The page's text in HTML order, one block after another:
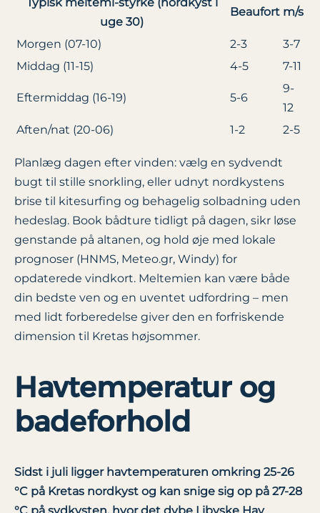
Typisk meltemi-styrke (nordkyst i
uge 30)
Beaufort m/s
Morgen (07-10) 2-3
3-7
Middag (11-15)
4-5 7-11
Eftermiddag (16-19) 5-6
9-
12
Aften/nat (20-06)
1-2 2-5
Planlæg dagen efter vinden: vælg en sydvendt
bugt til stille snorkling, eller udnyt nordkystens
brise til kitesurfing og behagelig solbadning uden
hedeslag. Book bådture tidligt på dagen, sikr løse
genstande på altanen, og hold øje med lokale
prognoser (HNMS, Meteo.gr, Windy) for
opdaterede vindkort. Meltemien kan være både
din bedste ven og en uventet udfordring – men
med lidt forberedelse giver den en forfriskende
dimension til Kretas højsommer.
Havtemperatur og
badeforhold
Sidst i juli ligger havtemperaturen omkring 25-26
°C på Kretas nordkyst og kan snige sig op på 27-28